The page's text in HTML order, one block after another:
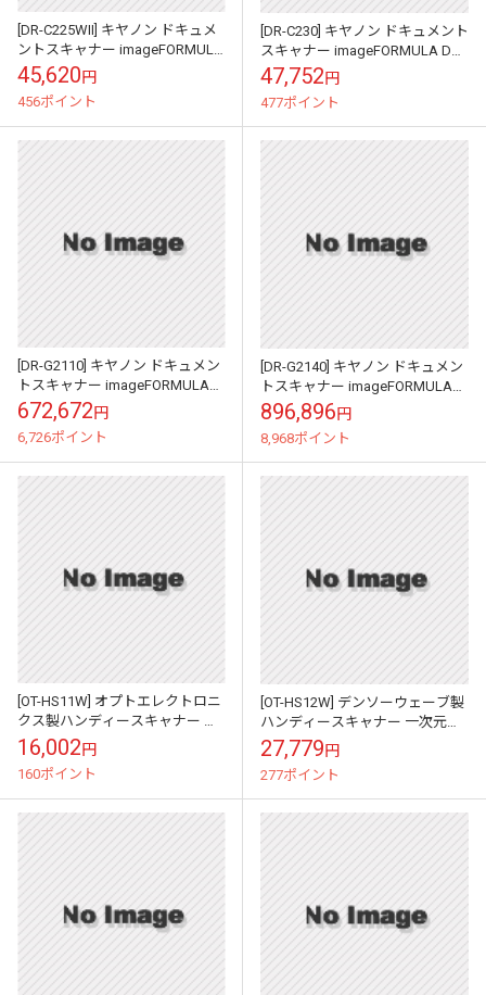
[DR-C225WII] キヤノン ドキュメ
ントスキャナー imageFORMULA
DR-C225WII 3259C001
45,620円
456ポイント
[DR-C230] キヤノン ドキュメント
スキャナー imageFORMULA DR-
C230 2646C001
47,752円
477ポイント
[DR-G2110] キヤノン ドキュメン
トスキャナー imageFORMULA
DR-G2110 3150C001
672,672円
6,726ポイント
[DR-G2140] キヤノン ドキュメン
トスキャナー imageFORMULA
DR-G2140 3149C001
896,896円
8,968ポイント
[OT-HS11W] オプトエレクトロニ
クス製ハンディースキャナー 一
次元対応、スリム型CCDロング
レンジ、白
16,002円
160ポイント
[OT-HS12W] デンソーウェーブ製
ハンディースキャナー 一次元対
応、白
27,779円
277ポイント